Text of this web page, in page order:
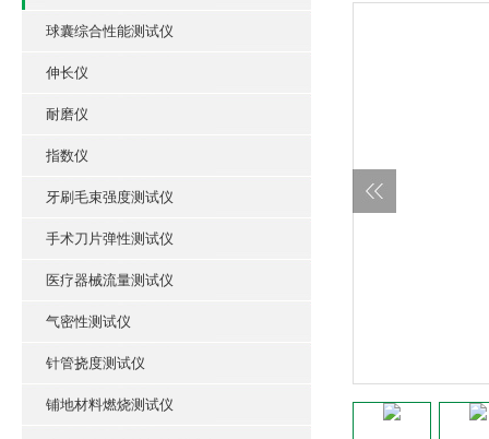
球囊综合性能测试仪
伸长仪
耐磨仪
指数仪
牙刷毛束强度测试仪
手术刀片弹性测试仪
医疗器械流量测试仪
气密性测试仪
针管挠度测试仪
铺地材料燃烧测试仪